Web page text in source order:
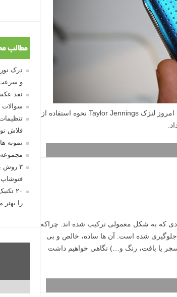
راهنمای عکاسی با موبایل برای استفاده از رنگ ها – در مطلب امروز لنزک Taylor Jennings نحوه استفاده از
که به شکل معمولی ترکیب شده اند. چراکه
جلوگیری شده است. آن ها ساده، خالص و بی
یا بافت، رنگ و…) نگاهی خواهیم داشت
مطالب
و سرعت
نقد
فلاش
نمونه
۳ روش
فتوشاپ
۲۰
را بهتر